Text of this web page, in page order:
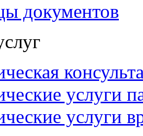
документов
услуги
услуги